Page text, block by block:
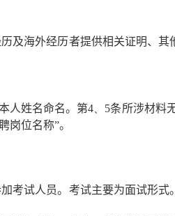
及海外经历者提供相关证明、其
人姓名命名。第4 5条所涉材料
岗位名称”。
考试人员。考试主要为面试形式